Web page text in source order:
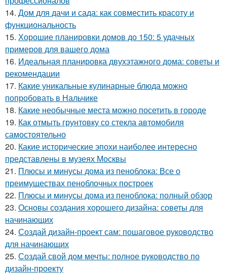
14. Дом для дачи и сада: как совместить красоту и
функциональность
15. Хорошие планировки домов до 150: 5 удачных
примеров для вашего дома
16. Идеальная планировка двухэтажного дома: советы и
рекомендации
17. Какие уникальные кулинарные блюда можно
попробовать в Нальчике
18. Какие необычные места можно посетить в городе
19. Как отмыть грунтовку со стекла автомобиля
самостоятельно
20. Какие исторические эпохи наиболее интересно
представлены в музеях Москвы
21. Плюсы и минусы дома из пеноблока: Все о
преимуществах пеноблочных построек
22. Плюсы и минусы дома из пеноблока: полный обзор
23. Основы создания хорошего дизайна: советы для
начинающих
24. Создай дизайн-проект сам: пошаговое руководство
для начинающих
25. Создай свой дом мечты: полное руководство по
дизайн-проекту